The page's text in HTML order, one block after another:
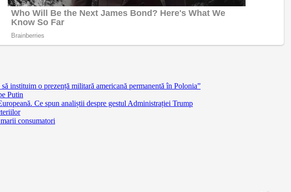
instituim o prezență militară americană permanentă în Polonia”
Putin
Ce spun analiștii despre gestul Administrației Trump
consumatori